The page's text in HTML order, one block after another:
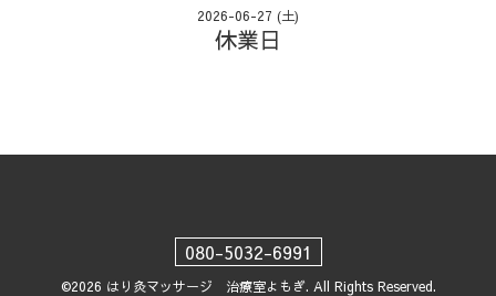
2026-06-27 (土)
休業日
080-5032-6991
©2026 はり灸マッサージ 治療室よもぎ. All Rights Reserved.